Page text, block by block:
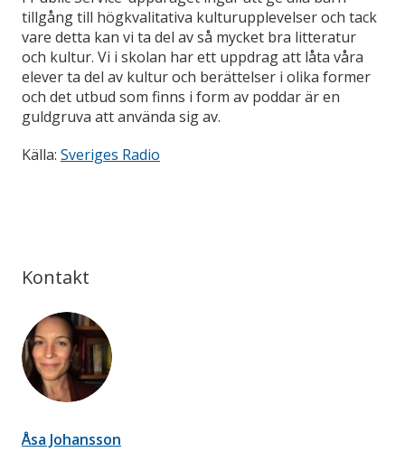
tillgång till högkvalitativa kulturupplevelser och tack
vare detta kan vi ta del av så mycket bra litteratur
och kultur. Vi i skolan har ett uppdrag att låta våra
elever ta del av kultur och berättelser i olika former
och det utbud som finns i form av poddar är en
guldgruva att använda sig av.
Källa: Sveriges Radio
Kontakt
Åsa Johansson